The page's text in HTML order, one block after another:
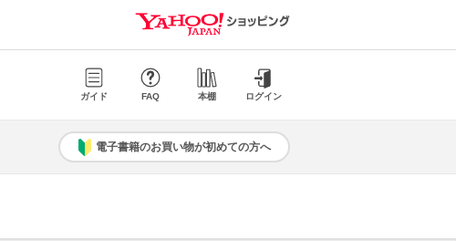
ガイド FAQ 本棚 ログイン
電子書籍のお買い物が初めての方へ